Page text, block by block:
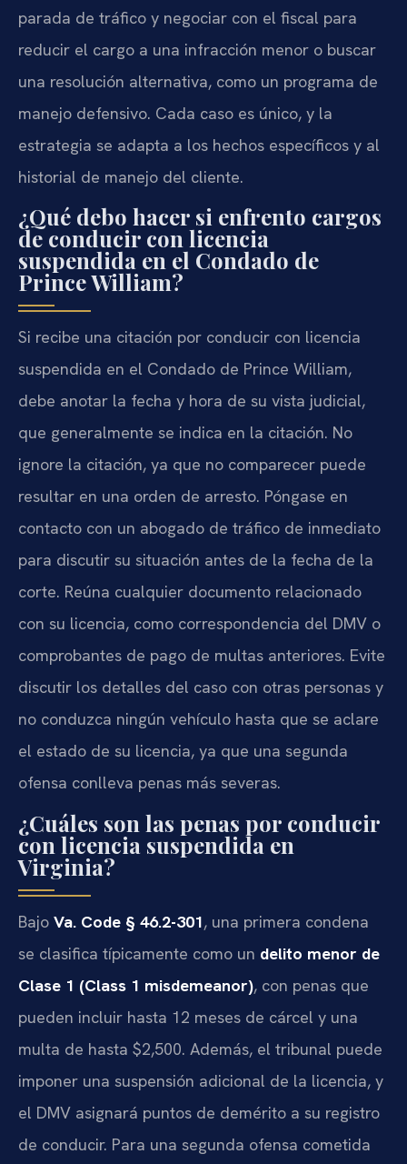
parada de tráfico y negociar con el fiscal para
reducir el cargo a una infracción menor o buscar
una resolución alternativa, como un programa de
manejo defensivo. Cada caso es único, y la
estrategia se adapta a los hechos específicos y al
historial de manejo del cliente.
¿Qué debo hacer si enfrento cargos
de conducir con licencia
suspendida en el Condado de
Prince William?
Si recibe una citación por conducir con licencia
suspendida en el Condado de Prince William,
debe anotar la fecha y hora de su vista judicial,
que generalmente se indica en la citación. No
ignore la citación, ya que no comparecer puede
resultar en una orden de arresto. Póngase en
contacto con un abogado de tráfico de inmediato
para discutir su situación antes de la fecha de la
corte. Reúna cualquier documento relacionado
con su licencia, como correspondencia del DMV o
comprobantes de pago de multas anteriores. Evite
discutir los detalles del caso con otras personas y
no conduzca ningún vehículo hasta que se aclare
el estado de su licencia, ya que una segunda
ofensa conlleva penas más severas.
¿Cuáles son las penas por conducir
con licencia suspendida en
Virginia?
Bajo Va. Code § 46.2-301, una primera condena
se clasifica típicamente como un delito menor de
Clase 1 (Class 1 misdemeanor), con penas que
pueden incluir hasta 12 meses de cárcel y una
multa de hasta $2,500. Además, el tribunal puede
imponer una suspensión adicional de la licencia, y
el DMV asignará puntos de demérito a su registro
de conducir. Para una segunda ofensa cometida